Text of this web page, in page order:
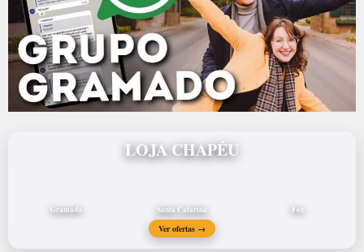
LOJA CHAPÉU
Gramado Santa Catarina Foz
Ver ofertas →